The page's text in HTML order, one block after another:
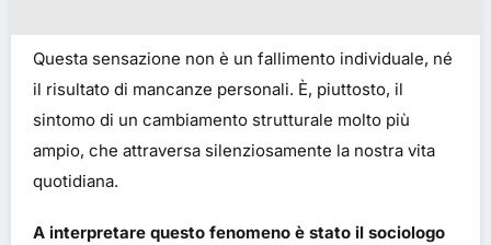
Questa sensazione non è un fallimento individuale, né
il risultato di mancanze personali. È, piuttosto, il
sintomo di un cambiamento strutturale molto più
ampio, che attraversa silenziosamente la nostra vita
quotidiana.
A interpretare questo fenomeno è stato il sociologo